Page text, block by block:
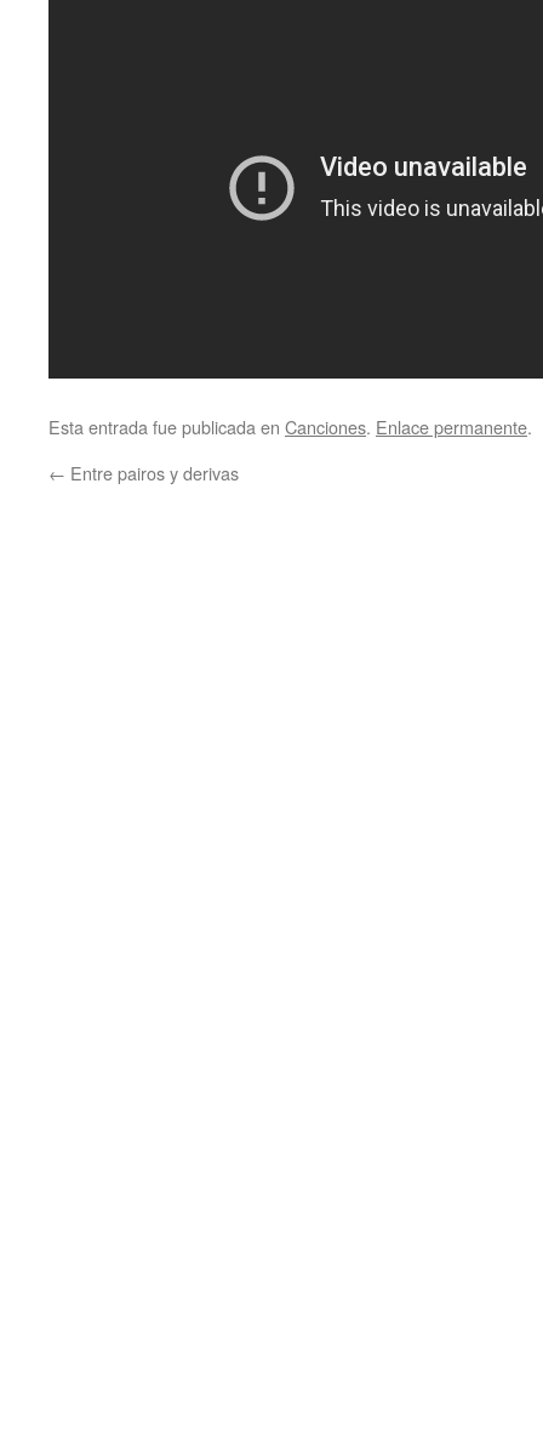
Esta entrada fue publicada en Canciones. Enlace permanente.
← Entre pairos y derivas